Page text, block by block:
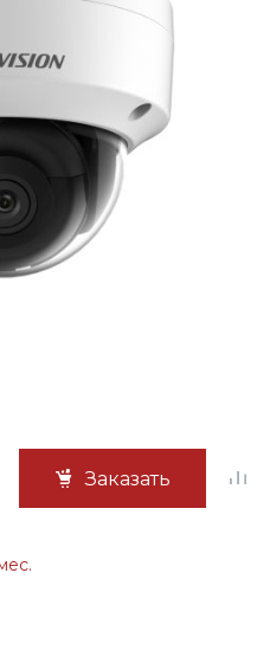
Заказать